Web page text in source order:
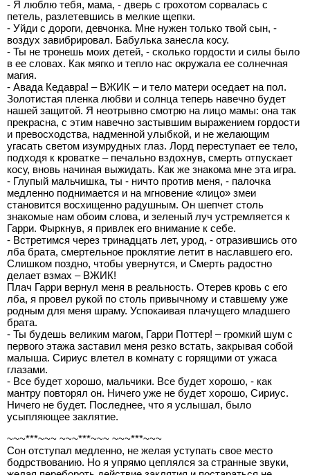
- Я люблю тебя, мама, - дверь с грохотом сорвалась с
петель, разлетевшись в мелкие щепки.
- Уйди с дороги, девчонка. Мне нужен только твой сын, -
воздух завибрировал. Бабулька занесла косу.
- Ты не тронешь моих детей, - сколько гордости и силы было
в ее словах. Как мягко и тепло нас окружала ее солнечная
магия.
- Авада Кедавра! – ВЖИК – и тело матери оседает на пол.
Золотистая пленка любви и солнца теперь навечно будет
нашей защитой. Я неотрывно смотрю на лицо мамы: она так
прекрасна, с этим навечно застывшим выражением гордости
и превосходства, надменной улыбкой, и не желающим
угасать светом изумрудных глаз. Лорд переступает ее тело,
подходя к кроватке – печально вздохнув, смерть отпускает
косу, вновь начиная выжидать. Как же знакома мне эта игра.
- Глупый мальчишка, ты - ничто против меня, - палочка
медленно поднимается и на мгновение «лицо» змеи
становится восхищенно радушным. Он шепчет столь
знакомые нам обоим слова, и зеленый луч устремляется к
Гарри. Фыркнув, я привлек его внимание к себе.
- Встретимся через тринадцать лет, урод, - отразившись ото
лба брата, смертельное проклятие летит в наславшего его.
Слишком поздно, чтобы увернутся, и Смерть радостно
делает взмах – ВЖИК!
Плач Гарри вернул меня в реальность. Отерев кровь с его
лба, я провел рукой по столь привычному и ставшему уже
родным для меня шраму. Успокаивая плачущего младшего
брата.
- Ты будешь великим магом, Гарри Поттер! – громкий шум с
первого этажа заставил меня резко встать, закрывая собой
малыша. Сириус влетел в комнату с горящими от ужаса
глазами.
- Все будет хорошо, мальчики. Все будет хорошо, - как
мантру повторял он. Ничего уже не будет хорошо, Сириус.
Ничего не будет. Последнее, что я услышал, было
усыпляющее заклятие.
~~~***~~~ ~~~***~~~ ~~~***~~~
Сон отступал медленно, не желая уступать свое место
бодрствованию. Но я упрямо цеплялся за странные звуки,